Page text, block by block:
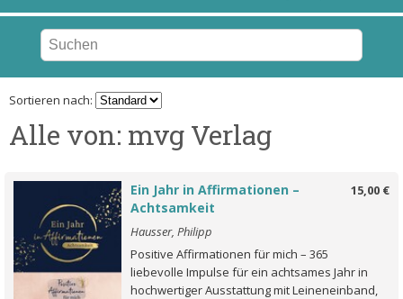
Sortieren nach:
Alle von: mvg Verlag
15,00 €
Ein Jahr in Affirmationen –
Achtsamkeit
Hausser, Philipp
Positive Affirmationen für mich – 365
liebevolle Impulse für ein achtsames Jahr in
hochwertiger Ausstattung mit Leineneinband,